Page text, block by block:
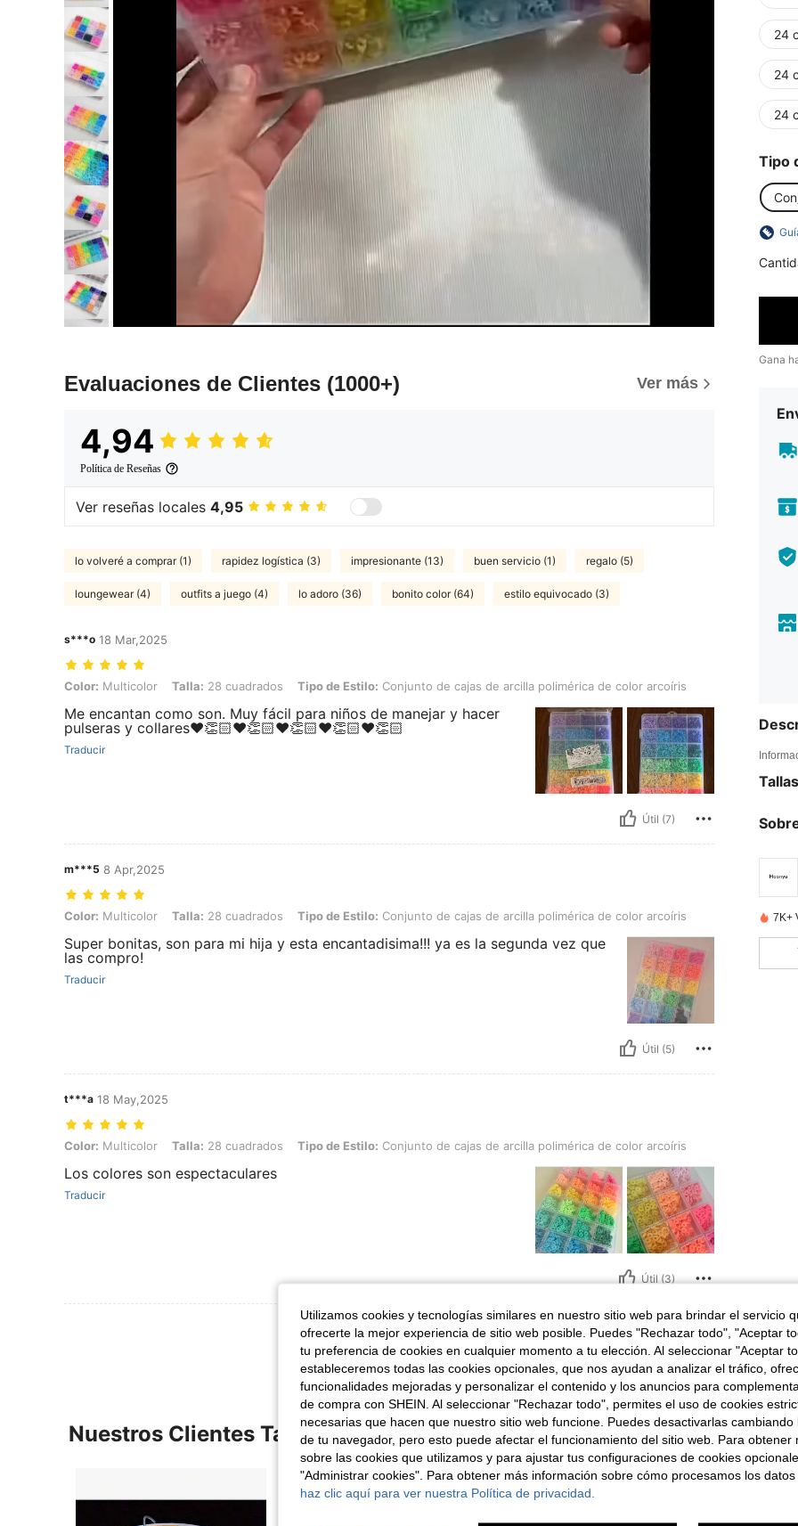
Evaluaciones de Clientes (1000+) Ver más
4,94
Política de Reseñas
Ver reseñas locales 4,95
lo volveré a comprar (1) rapidez logística (3) impresionante (13) buen servicio (1) regalo (5)
loungewear (4) outfits a juego (4) lo adoro (36) bonito color (64) estilo equivocado (3)
s***o 18 Mar,2025
Color: Multicolor, Talla: 28 cuadrados, Tipo de Estilo: Conjunto de cajas de arcilla polimérica de color arcoíris
Color: Multicolor Talla: 28 cuadrados Tipo de Estilo: Conjunto de cajas de arcilla polimérica de color arcoíris
Me encantan como son. Muy fácil para niños de manejar y hacer
pulseras y collares❤️👏🏻❤️👏🏻❤️👏🏻❤️👏🏻❤️👏🏻
Traducir
Útil (7)
m***5 8 Apr,2025
Color: Multicolor, Talla: 28 cuadrados, Tipo de Estilo: Conjunto de cajas de arcilla polimérica de color arcoíris
Color: Multicolor Talla: 28 cuadrados Tipo de Estilo: Conjunto de cajas de arcilla polimérica de color arcoíris
Super bonitas, son para mi hija y esta encantadisima!!! ya es la segunda vez que
las compro!
Traducir
Útil (5)
t***a 18 May,2025
Color: Multicolor, Talla: 28 cuadrados, Tipo de Estilo: Conjunto de cajas de arcilla polimérica de color arcoíris
Color: Multicolor Talla: 28 cuadrados Tipo de Estilo: Conjunto de cajas de arcilla polimérica de color arcoíris
Los colores son espectaculares
Traducir
Útil (3)
Ver Más Reseñas
24
24
24
Tipo
Gana
7K+
Nuestros Clientes También Vieron
Utilizamos cookies y tecnologías similares en nuestro sitio web para brindar el servicio
ofrecerte la mejor experiencia de sitio web posible. Puedes "Rechazar todo", "Aceptar
tu preferencia de cookies en cualquier momento a tu elección. Al seleccionar "Aceptar
estableceremos todas las cookies opcionales, que nos ayudan a analizar el tráfico,
funcionalidades mejoradas y personalizar el contenido y los anuncios para
de compra con SHEIN. Al seleccionar "Rechazar todo", permites el uso de cookies
necesarias que hacen que nuestro sitio web funcione. Puedes desactivarlas cambiando
de tu navegador, pero esto puede afectar el funcionamiento del sitio web. Para obtener
sobre las cookies que utilizamos y para ajustar tus configuraciones de cookies
"Administrar cookies". Para obtener más información sobre cómo procesamos los datos
haz clic aquí para ver nuestra Política de privacidad.